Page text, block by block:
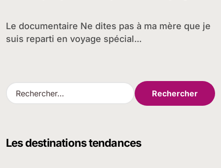
Le documentaire Ne dites pas à ma mère que je
suis reparti en voyage spécial...
R
e
rLes destinations tendances